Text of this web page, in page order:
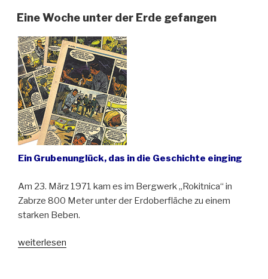
des
2024
ist
eine
Buche
aus
Niederschlesien“
Eine Woche unter der Erde gefangen
Ein Grubenunglück, das in die Geschichte einging
Am 23. März 1971 kam es im Bergwerk „Rokitnica“ in
Zabrze 800 Meter unter der Erdoberfläche zu einem
starken Beben.
„Eine
weiterlesen